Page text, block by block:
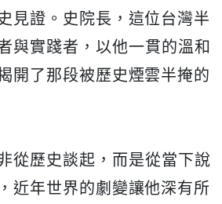
見證。史院長， 這位台灣半
與實踐者，以他一貫的溫和
開了那段被歷史煙雲半掩的
從歷史談起，而是從當下說
近年世界的劇變讓他深有所